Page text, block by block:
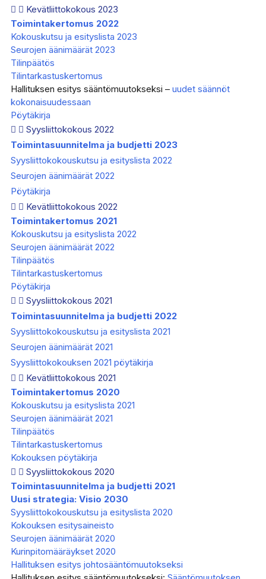
Kevätliittokokous 2023
Toimintakertomus 2022
Kokouskutsu ja esityslista 2023
Seurojen äänimäärät 2023
Tilinpäätös
Tilintarkastuskertomus
Hallituksen esitys sääntömuutokseksi – uudet säännöt
kokonaisuudessaan
Pöytäkirja
Syysliittokokous 2022
Toimintasuunnitelma ja budjetti 2023
Syysliittokokouskutsu ja esityslista 2022
Seurojen äänimäärät 2022
Pöytäkirja
Kevätliittokokous 2022
Toimintakertomus 2021
Kokouskutsu ja esityslista 2022
Seurojen äänimäärät 2022
Tilinpäätös
Tilintarkastuskertomus
Pöytäkirja
Syysliittokokous 2021
Toimintasuunnitelma ja budjetti 2022
Syysliittokokouskutsu ja esityslista 2021
Seurojen äänimäärät 2021
Syysliittokokouksen 2021 pöytäkirja
Kevätliittokokous 2021
Toimintakertomus 2020
Kokouskutsu ja esityslista 2021
Seurojen äänimäärät 2021
Tilinpäätös
Tilintarkastuskertomus
Kokouksen pöytäkirja
Syysliittokokous 2020
Toimintasuunnitelma ja budjetti 2021
Uusi strategia: Visio 2030
Syysliittokokouskutsu ja esityslista 2020
Kokouksen esitysaineisto
Seurojen äänimäärät 2020
Kurinpitomääräykset 2020
Hallituksen esitys johtosääntömuutokseksi